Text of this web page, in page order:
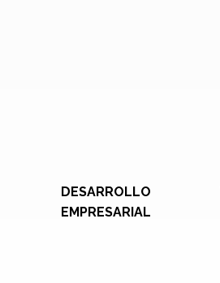
DESARROLLO
EMPRESARIAL